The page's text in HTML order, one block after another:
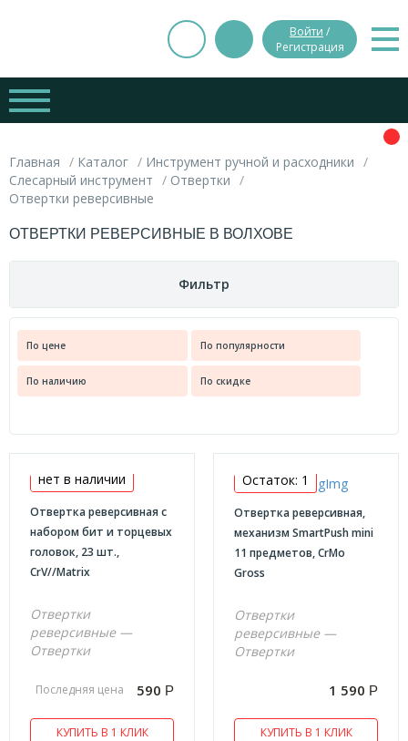
Войти /
Регистрация
Главная Каталог
Инструмент ручной и расходники
Слесарный инструмент
Отвертки
Отвертки реверсивные
ОТВЕРТКИ РЕВЕРСИВНЫЕ В ВОЛХОВЕ
Фильтр
Цена
Вес
0.293
0.446
Брэнд
Gross
Matrix
СЛЕСАРНЫЙ ИНСТРУМЕНТ
Напильники
Зубила
Инструменты для зачистки и обжима
Кернеры
Клейма ударные
Спецодежда
Клещи
По цене По популярности
По наличию По скидке
нет в наличии
Отвертка реверсивная с
набором бит и торцевых
головок, 23 шт.,
CrV//Matrix
Отвертки
реверсивные —
Отвертки
Последняя цена 590 Р
КУПИТЬ В 1 КЛИК
Остаток: 1
Отвертка реверсивная,
механизм SmartPush mini
11 предметов, CrMo
Gross
Отвертки
реверсивные —
Отвертки
1 590 Р
КУПИТЬ В 1 КЛИК